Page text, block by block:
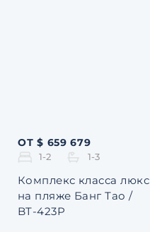
ОТ $ 659 679
1-2 1-3
Комплекс класса люкс
на пляже Банг Тао /
BT-423P